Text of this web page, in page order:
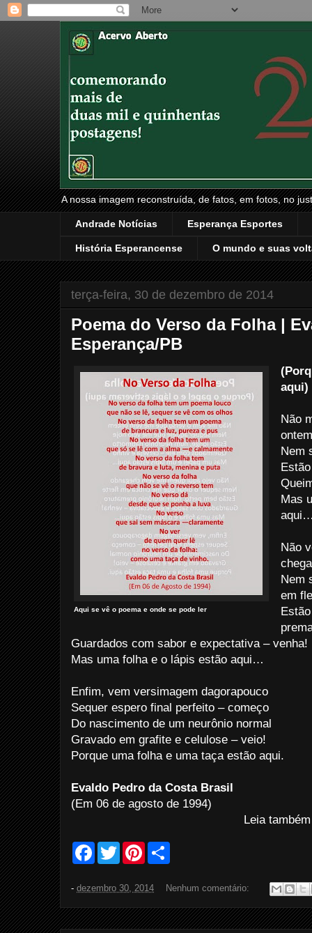
A nossa imagem reconstruída, de fatos, em fotos, no
Andrade Notícias Esperança Esportes
História Esperancense O mundo e suas
terça-feira, 30 de dezembro de 2014
Poema do Verso da Folha |
Esperança/PB
Aqui se vê o poema e onde se pode ler
aqui)
Não
ontem
Nem
Mas
Não
Nem
em
Guardados com sabor e expectativa – venha!
Mas uma folha e o lápis estão aqui…
Enfim, vem versimagem dagorapouco
Sequer espero final perfeito – começo
Do nascimento de um neurônio normal
Gravado em grafite e celulose – veio!
Porque uma folha e uma taça estão aqui.
Evaldo Pedro da Costa Brasil
(Em 06 de agosto de 1994)
Leia
F
b
o
k
T
w
t
r
P
e
e
s
e
- dezembro 30, 2014 Nenhum comentário: